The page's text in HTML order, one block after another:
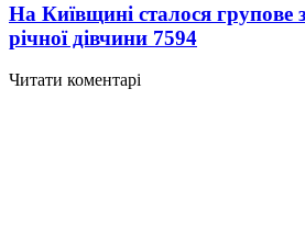
На Київщині сталося групове
річної дівчини 7594
Читати коментарі